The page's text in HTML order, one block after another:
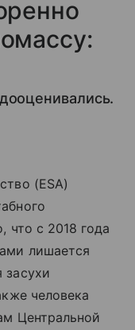
(ESA)
что с 2018 года
лишается
засухи
человека
Центральной